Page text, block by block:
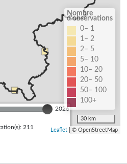
2026
211
Nombre
d'observations
0– 1
1– 2
2– 5
5– 10
10– 20
20– 50
50– 100
100+
30 km
Leaflet| © OpenStreetMap